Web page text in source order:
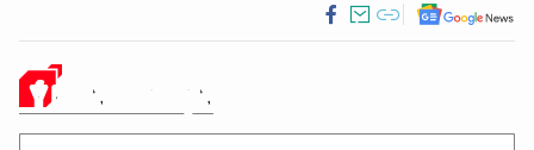
Ý KIẾN CỦA BẠN